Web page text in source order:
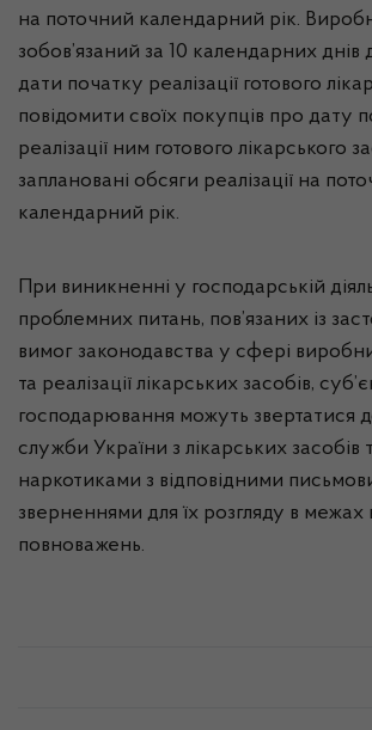
на поточний календарний рік.
зобов’язаний за 10 календарних днів
дати початку реалізації готового
повідомити своїх покупців про дату
реалізації ним готового лікарського
заплановані обсяги реалізації на
календарний рік.
При виникненні у господарській
проблемних питань, пов’язаних із
вимог законодавства у сфері
та реалізації лікарських засобів,
господарювання можуть звертатися
служби України з лікарських засобів
наркотиками з відповідними
зверненнями для їх розгляду в межах
повноважень.